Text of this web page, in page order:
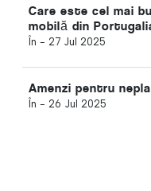
Care este cel mai
mobilă din
În - 27 Jul 2025
Amenzi pentru
În - 26 Jul 2025